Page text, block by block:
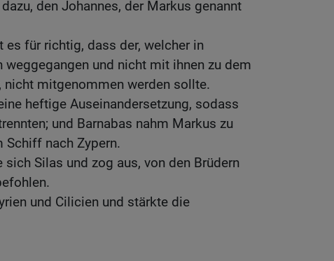
den Johannes, der Markus genannt
es für richtig, dass der, welcher in
weggegangen und nicht mit ihnen zu dem
nicht mitgenommen werden sollte.
heftige Auseinandersetzung, sodass
und Barnabas nahm Markus zu
nach Zypern.
sich Silas und zog aus, von den Brüdern
und Cilicien und stärkte die